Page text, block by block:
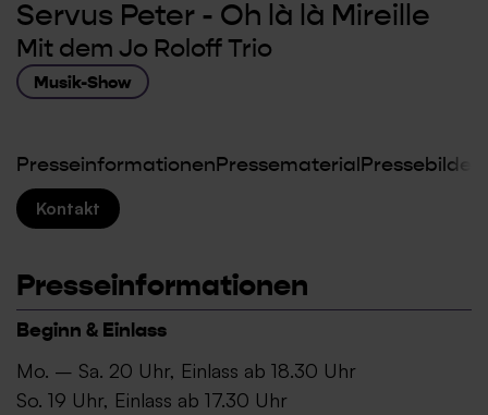
Servus Peter - Oh là là Mireille
Mit dem Jo Roloff Trio
Musik-Show
Presseinformationen Pressematerial Pressebilder
Kontakt
Presseinformationen
Beginn & Einlass
Mo. – Sa. 20 Uhr, Einlass ab 18.30 Uhr
So. 19 Uhr, Einlass ab 17.30 Uhr